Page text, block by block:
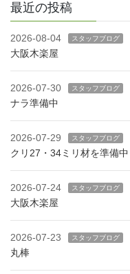
最近の投稿
2026-08-04 スタッフブログ
大阪木楽屋
2026-07-30 スタッフブログ
ナラ準備中
2026-07-29 スタッフブログ
クリ27・34ミリ材を準備中
2026-07-24 スタッフブログ
大阪木楽屋
2026-07-23 スタッフブログ
丸棒